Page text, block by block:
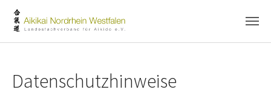
Skip to main content
Skip to page footer
Datenschutzhinweise